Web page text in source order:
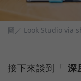
圖／ Look Studio via
接下來談到「 深